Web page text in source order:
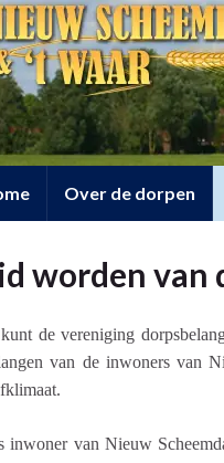
Over de dorpen
worden van
de vereniging
van de inwoners van
inwoner van Nieuw